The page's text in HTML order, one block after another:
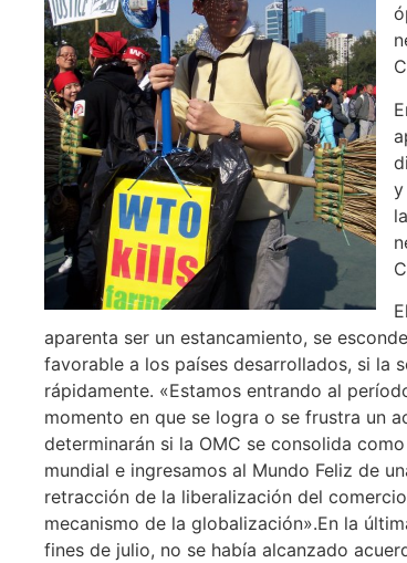
y
aparenta ser un estancamiento, se
favorable a los países desarrollados, si la
rápidamente. «Estamos entrando al
momento en que se logra o se frustra un
determinarán si la OMC se consolida
mundial e ingresamos al Mundo Feliz de
retracción de la liberalización del
mecanismo de la globalización».En la
fines de julio, no se había alcanzado